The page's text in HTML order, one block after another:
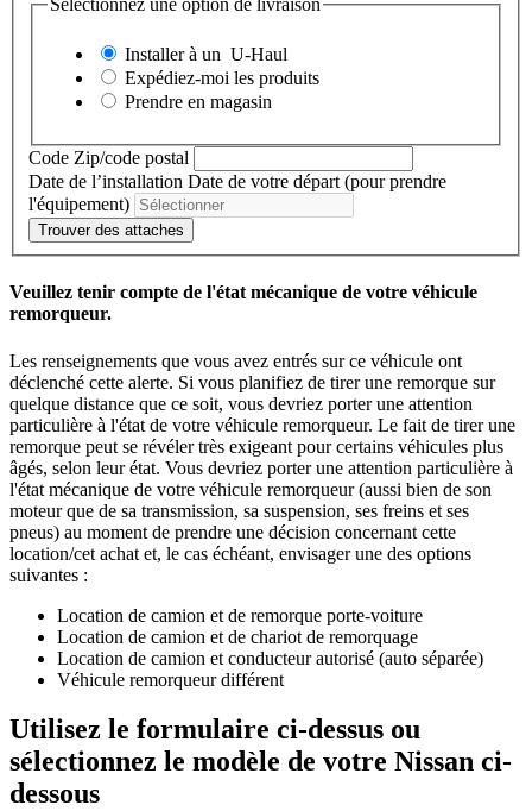
Sélectionnez une option de livraison
Installer à un U-Haul
Expédiez-moi les produits
Prendre en magasin
Code Zip/code postal
Date de l’installation Date de votre départ (pour prendre
l'équipement)
Trouver des attaches
Veuillez tenir compte de l'état mécanique de votre véhicule
remorqueur.
Les renseignements que vous avez entrés sur ce véhicule ont
déclenché cette alerte. Si vous planifiez de tirer une remorque sur
quelque distance que ce soit, vous devriez porter une attention
particulière à l'état de votre véhicule remorqueur. Le fait de tirer une
remorque peut se révéler très exigeant pour certains véhicules plus
âgés, selon leur état. Vous devriez porter une attention particulière à
l'état mécanique de votre véhicule remorqueur (aussi bien de son
moteur que de sa transmission, sa suspension, ses freins et ses
pneus) au moment de prendre une décision concernant cette
location/cet achat et, le cas échéant, envisager une des options
suivantes :
Location de camion et de remorque porte-voiture
Location de camion et de chariot de remorquage
Location de camion et conducteur autorisé (auto séparée)
Véhicule remorqueur différent
Utilisez le formulaire ci-dessus ou
sélectionnez le modèle de votre Nissan ci-
dessous